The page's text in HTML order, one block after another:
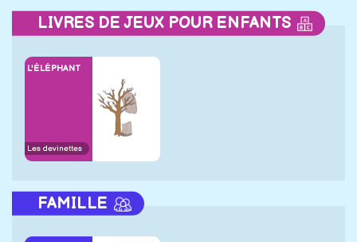
LIVRES DE JEUX POUR ENFANTS
L'ÉLÉPHANT
Les devinettes
FAMILLE